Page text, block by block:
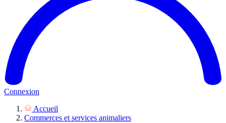
Connexion
Accueil
Commerces et services animaliers